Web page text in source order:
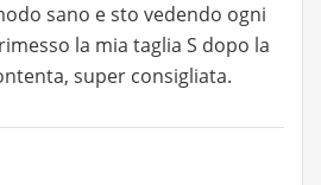
sano e sto vedendo ogni
la mia taglia S dopo la
super consigliata.